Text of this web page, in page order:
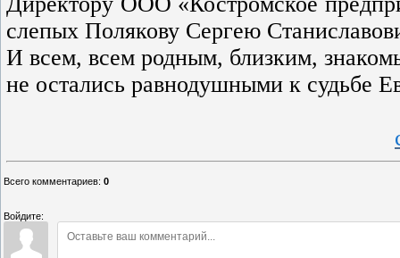
слепых Полякову Сергею
И всем, всем родным, близким,
не остались равнодушными к судьбе
Всего комментариев: 0
Войдите: